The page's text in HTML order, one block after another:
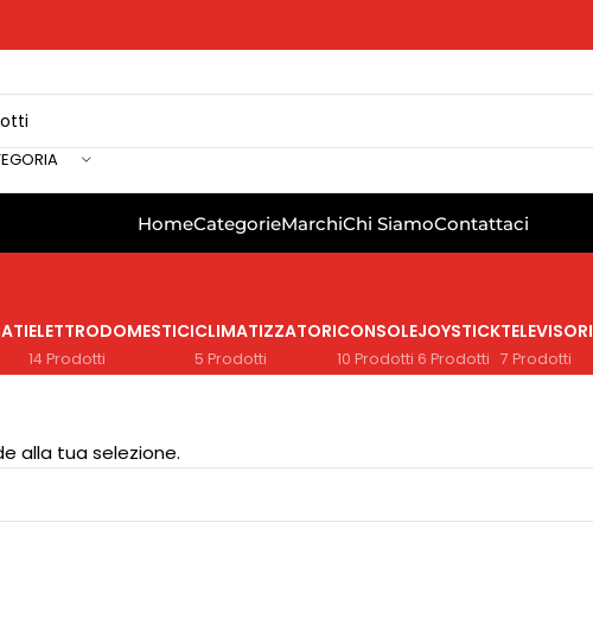
HomeCategorieMarchiChi SiamoContattaci
ELETTRODOMESTICI
14 Prodotti
CLIMATIZZATORI
5 Prodotti
CONSOLE
10 Prodotti
JOYSTICK
6 Prodotti
TELEVISORI
7 Prodotti
alla tua selezione.